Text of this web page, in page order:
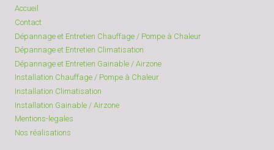
Accueil
Contact
Dépannage et Entretien Chauffage / Pompe à Chaleur
Dépannage et Entretien Climatisation
Dépannage et Entretien Gainable / Airzone
Installation Chauffage / Pompe à Chaleur
Installation Climatisation
Installation Gainable / Airzone
Mentions-legales
Nos réalisations